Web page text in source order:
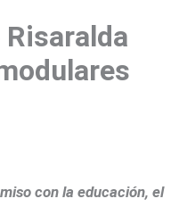
con la educación, el